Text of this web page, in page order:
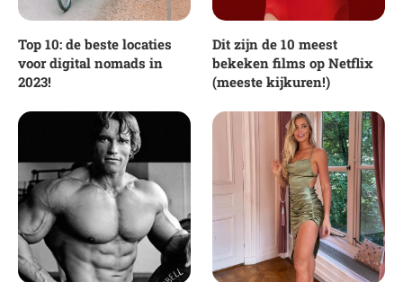
Top 10: de beste locaties
voor digital nomads in
2023!
Dit zijn de 10 meest
bekeken films op Netflix
(meeste kijkuren!)